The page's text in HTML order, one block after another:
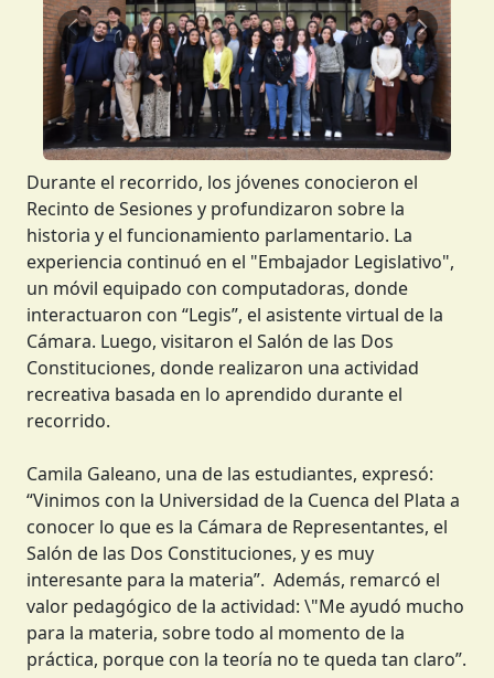
Anterior
Durante el recorrido, los jóvenes conocieron el
Recinto de Sesiones y profundizaron sobre la
historia y el funcionamiento parlamentario. La
experiencia continuó en el "Embajador Legislativo",
un móvil equipado con computadoras, donde
interactuaron con “Legis”, el asistente virtual de la
Cámara. Luego, visitaron el Salón de las Dos
Constituciones, donde realizaron una actividad
recreativa basada en lo aprendido durante el
recorrido.
Camila Galeano, una de las estudiantes, expresó:
“Vinimos con la Universidad de la Cuenca del Plata a
conocer lo que es la Cámara de Representantes, el
Salón de las Dos Constituciones, y es muy
interesante para la materia”. Además, remarcó el
valor pedagógico de la actividad: \"Me ayudó mucho
para la materia, sobre todo al momento de la
práctica, porque con la teoría no te queda tan claro”.